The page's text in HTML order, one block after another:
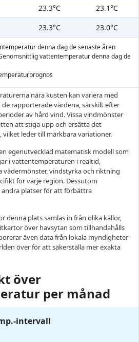
23.3°C
23.1°C
23.3°C 23.0°C
denna dag de senaste åren
vattentemperatur denna dag de
nära kusten kan variera med
rapporterade värdena, särskilt efter
av hård vind. Vissa vindmönster
att stiga upp och ersätta det
leder till märkbara variationer.
egenutvecklad matematisk modell som
i vattentemperaturen i realtid,
vädermönster, vindstyrka och riktning
för varje region. Dessutom
platser för att förbättra
denna plats samlas in från olika källor,
över havsytan som tillhandahålls
även data från lokala myndigheter
över för att säkerställa mer exakta
över
per månad
intervall